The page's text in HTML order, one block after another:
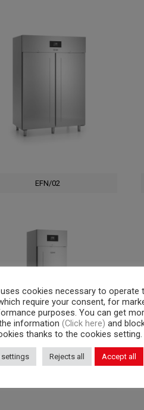
EFN/02
cookies necessary to operate
require your consent, for
purposes. You can get
information (Click here) and
thanks to the cookies setting.
Rejects all Accept all